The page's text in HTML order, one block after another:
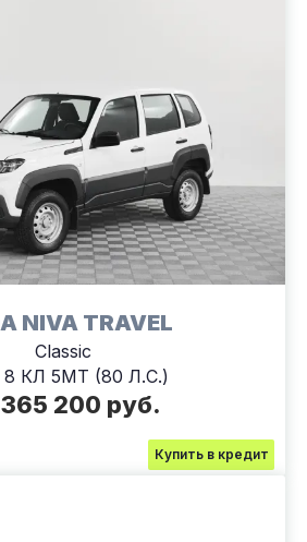
NIVA TRAVEL
Classic
8 КЛ 5МТ (80 Л.С.)
200 руб.
Купить в кредит